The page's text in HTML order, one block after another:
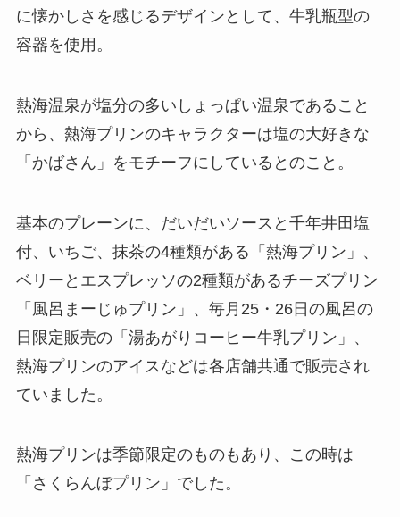
に懐かしさを感じるデザインとして、牛乳瓶型の
容器を使用。
熱海温泉が塩分の多いしょっぱい温泉であること
から、熱海プリンのキャラクターは塩の大好きな
「かばさん」をモチーフにしているとのこと。
基本のプレーンに、だいだいソースと千年井田塩
付、いちご、抹茶の4種類がある「熱海プリン」、
ベリーとエスプレッソの2種類があるチーズプリン
「風呂まーじゅプリン」、毎月25・26日の風呂の
日限定販売の「湯あがりコーヒー牛乳プリン」、
熱海プリンのアイスなどは各店舗共通で販売され
ていました。
熱海プリンは季節限定のものもあり、この時は
「さくらんぼプリン」でした。